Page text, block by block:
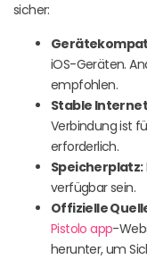
sicher:
iOS-Geräten.
empfohlen.
Stable
Verbindung ist
erforderlich.
Speicherplatz:
verfügbar sein.
Offizielle
Pistolo app-
herunter, um